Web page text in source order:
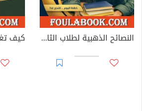
النصائح الذهبية لطلاب الثانوية